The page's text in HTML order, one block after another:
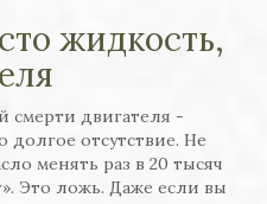
жидкость,
смерти двигателя -
отсутствие. Не
менять раз в 20 тысяч
Это ложь. Даже если вы